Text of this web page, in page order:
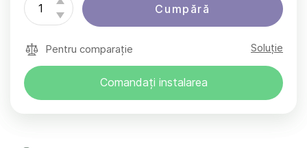
Cumpără
Pentru comparație Soluție
Comandați instalarea